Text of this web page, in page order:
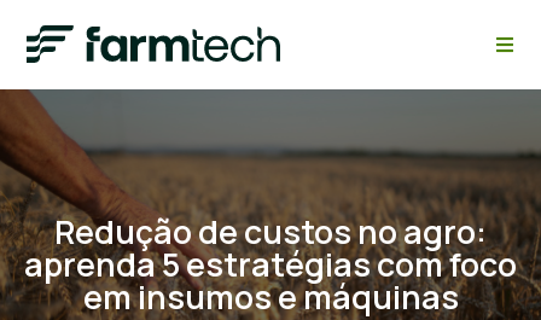
Redução de custos no agro:
aprenda 5 estratégias com foco
em insumos e máquinas